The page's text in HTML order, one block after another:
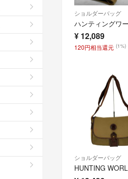
ショルダーバッグ
¥ 12,089
120円相当還元 (1%)
ショルダーバッグ